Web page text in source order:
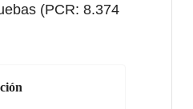
(PCR: 8.374